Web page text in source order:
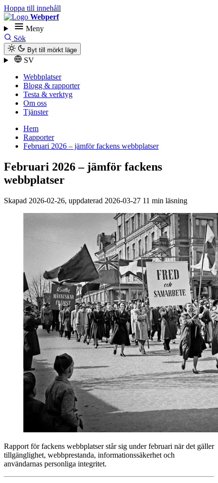
Hoppa till innehåll
Webperf
Meny
Sök
Byt till mörkt läge
SV
Webbplatser
Blogg & rapporter
Testa & verktyg
Om oss
Tjänster
Hem
Rapporter
Februari 2026 – jämför fackens webbplatser
Februari 2026 – jämför fackens
webbplatser
Skapad 2026-02-26, uppdaterad 2026-03-27 11 min läsning
Rapport för fackens webbplatser står sig under februari när det gäller
tillgänglighet, webbprestanda, informationssäkerhet och
användarnas personliga integritet.